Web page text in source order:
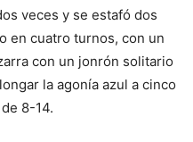
veces y se estafó dos
en cuatro turnos, con un
con un jonrón solitario
la agonía azul a cinco
8-14.